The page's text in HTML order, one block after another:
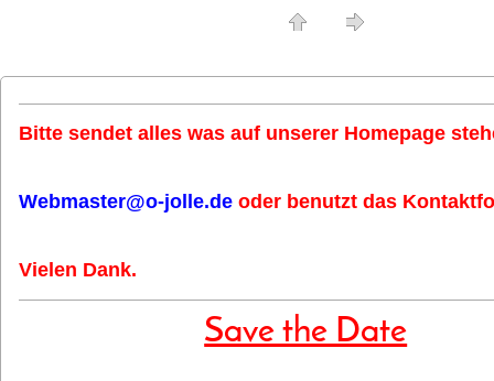
Bitte sendet alles was auf unserer Homepage
Webmaster@o-jolle.de oder benutzt das
Vielen Dank.
Save the Date